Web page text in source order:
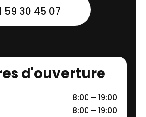
59 30 45 07
d'ouverture
8:00 – 19:00
8:00 – 19:00